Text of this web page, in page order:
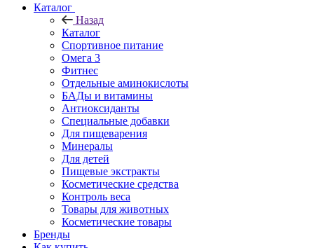
Каталог
Назад
Каталог
Спортивное питание
Омега 3
Фитнес
Отдельные аминокислоты
БАДы и витамины
Антиоксиданты
Специальные добавки
Для пищеварения
Минералы
Для детей
Пищевые экстракты
Косметические средства
Контроль веса
Товары для животных
Косметические товары
Бренды